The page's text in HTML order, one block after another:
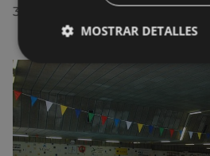
30/07/2026
MOSTRAR DETALLES